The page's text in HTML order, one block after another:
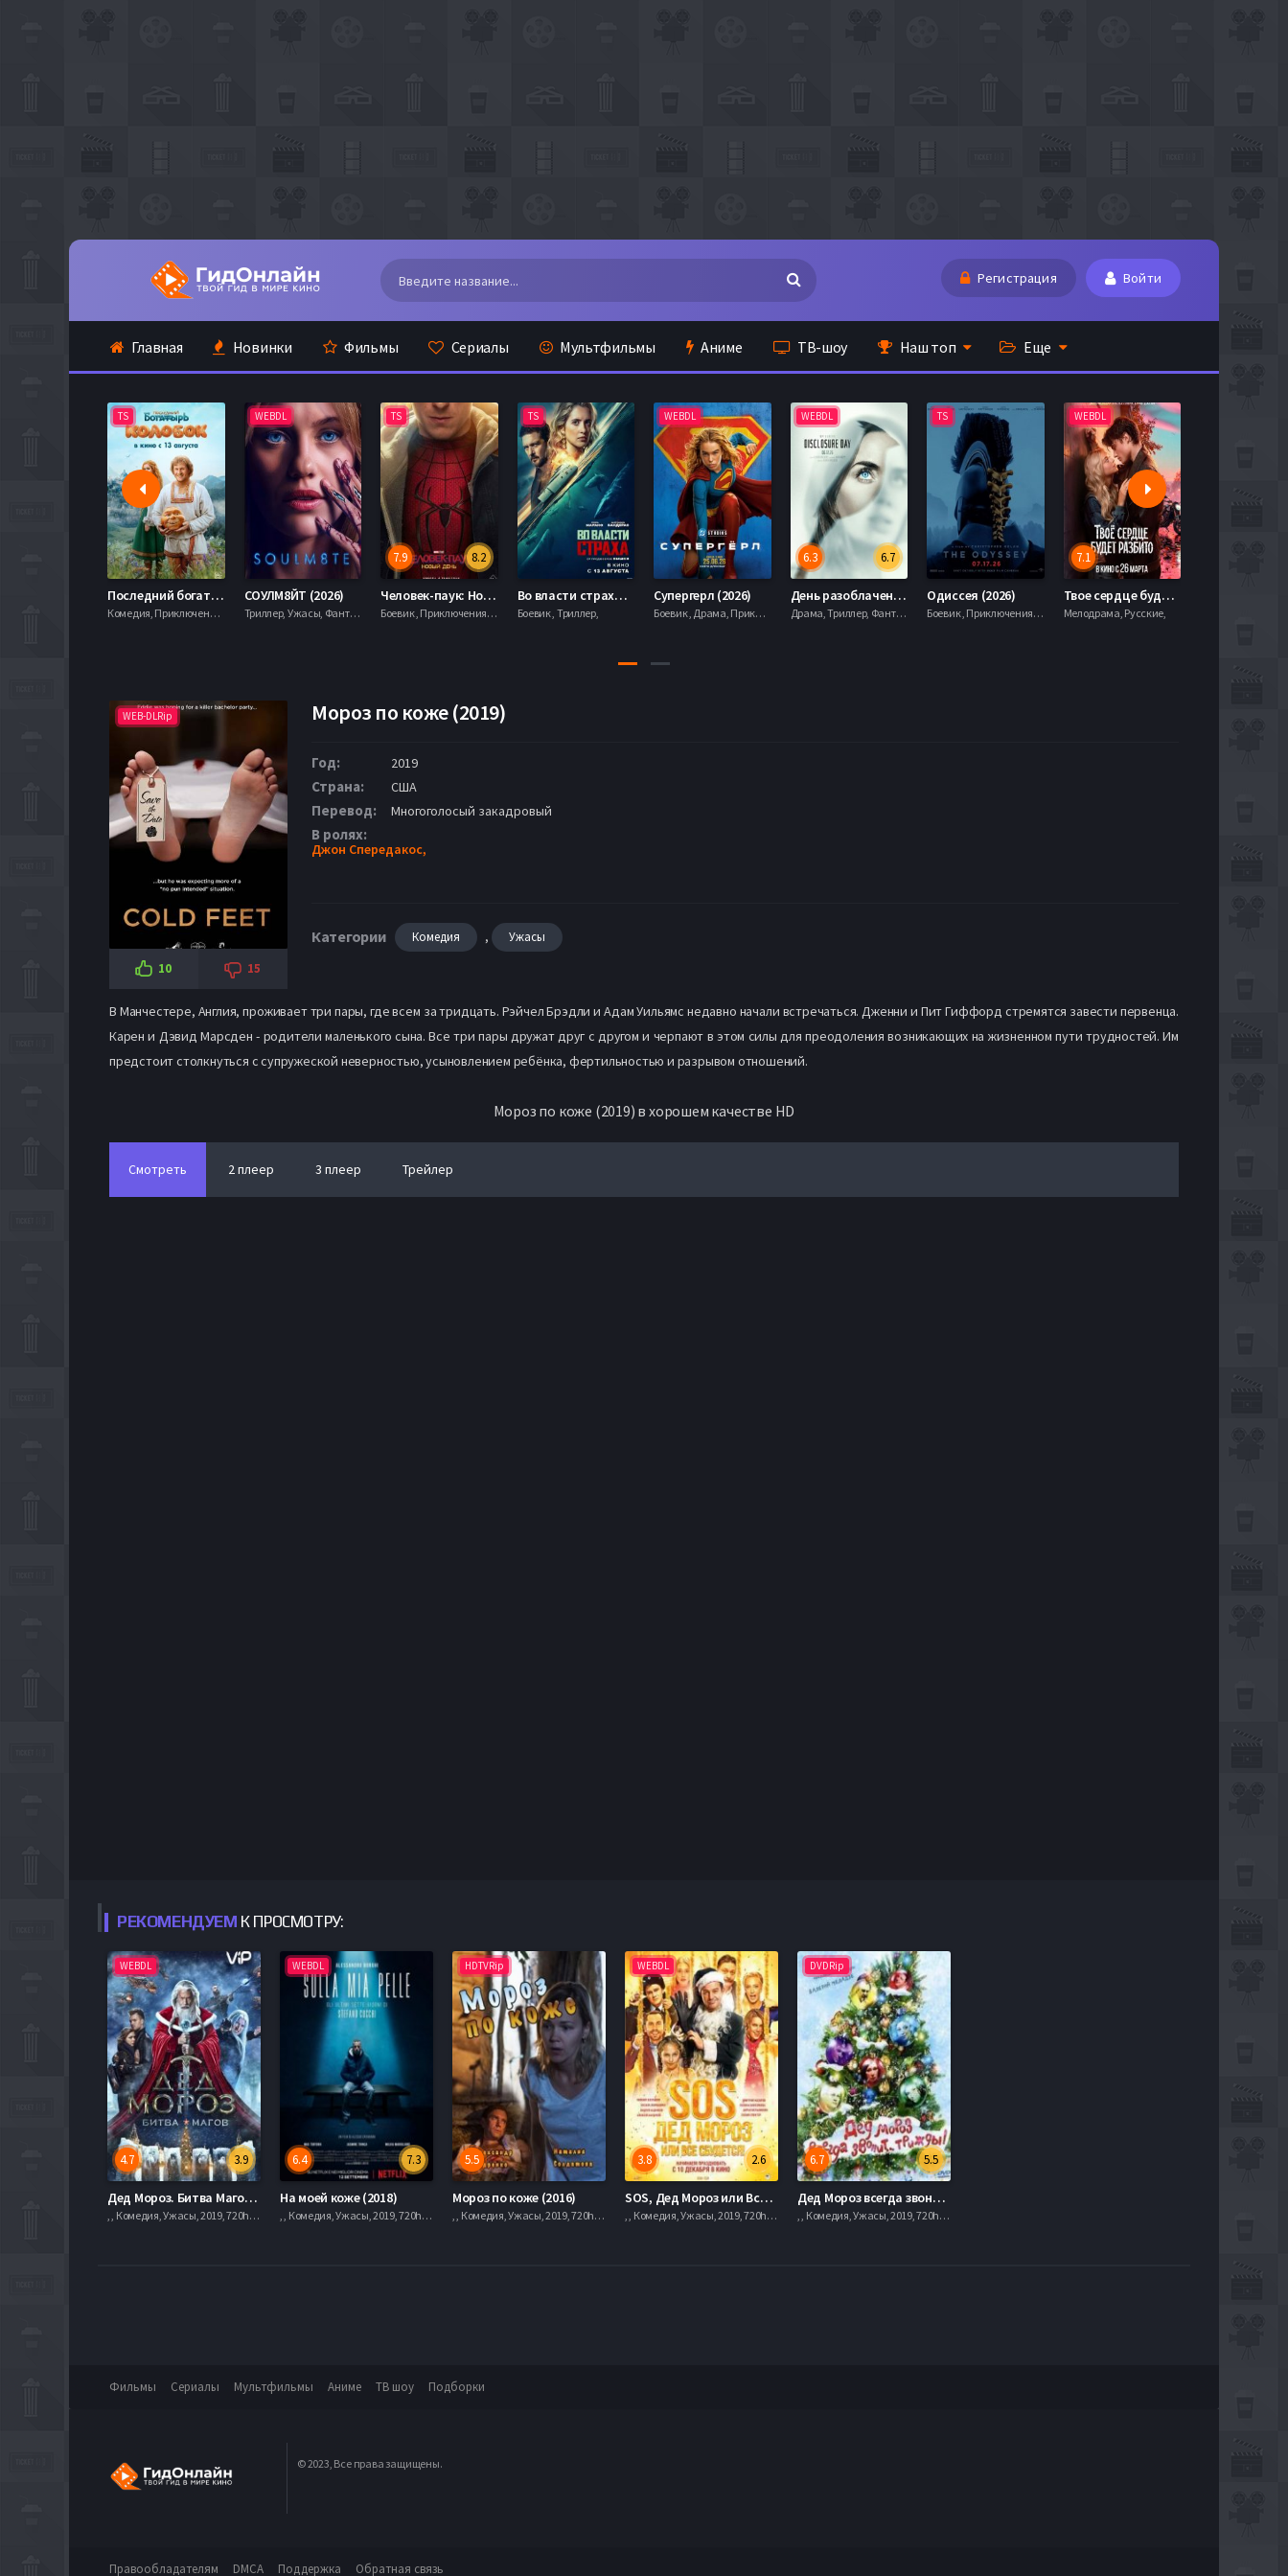
Регистрация Войти
Главная Новинки Фильмы Сериалы Мультфильмы Аниме ТВ-шоу Наш топ Еще
TS
Последний богатырь. Колобок (2026)
Комедия, Приключения, Фэнтези,
WEBDL
СОУЛМ8ЙТ (2026)
Триллер, Ужасы, Фантастика,
TS
8.2
7.9
Человек-паук: Новый день (2026)
Боевик , Приключения, Фантастика, Фэнтези,
TS
Во власти страха (2026)
Боевик , Триллер,
WEBDL
Супергерл (2026)
Боевик , Драма, Приключения, Фантастика,
WEBDL
6.7
6.3
День разоблачения (2026)
Драма, Триллер, Фантастика,
TS
Одиссея (2026)
Боевик , Приключения, Фэнтези,
WEBDL
7.1
Твое сердце будет разбито (2026)
Мелодрама, Русские,
WEB-DLRip
10 15
Мороз по коже (2019)
Год: 2019
Страна: США
Перевод: Многоголосый закадровый
В ролях:
Джон Спередакос,
Категории Комедия , Ужасы
В Манчестере, Англия, проживает три пары, где всем за тридцать. Рэйчел Брэдли и Адам Уильямс недавно начали встречаться. Дженни и Пит Гиффорд стремятся завести первенца.
Карен и Дэвид Марсден - родители маленького сына. Все три пары дружат друг с другом и черпают в этом силы для преодоления возникающих на жизненном пути трудностей. Им
предстоит столкнуться с супружеской неверностью, усыновлением ребёнка, фертильностью и разрывом отношений.
Мороз по коже (2019) в хорошем качестве HD
Смотреть 2 плеер 3 плеер Трейлер
РЕКОМЕНДУЕМ К ПРОСМОТРУ:
WEBDL
3.9
4.7
Дед Мороз. Битва Магов (2016)
, , Комедия, Ужасы, 2019, 720hd, mobilen
WEBDL
7.3
6.4
На моей коже (2018)
, , Комедия, Ужасы, 2019, 720hd, mobilen
HDTVRip
5.5
Мороз по коже (2016)
, , Комедия, Ужасы, 2019, 720hd, mobilen
WEBDL
2.6
3.8
SOS, Дед Мороз или Все сбудется! (2015)
, , Комедия, Ужасы, 2019, 720hd, mobilen
DVDRip
5.5
6.7
Дед Мороз всегда звонит… трижды! (2011)
, , Комедия, Ужасы, 2019, 720hd, mobilen
Фильмы Сериалы Мультфильмы Аниме ТВ шоу Подборки
© 2023, Все права защищены.
Правообладателям DMCA Поддержка Обратная связь